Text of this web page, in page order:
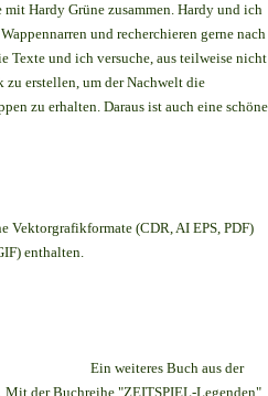
Hardy Grüne zusammen. Hardy und ich
und recherchieren gerne nach
Texte und ich versuche, aus teilweise nicht
erstellen, um der Nachwelt die
zu erhalten. Daraus ist auch eine schöne
Vektorgrafikformate (CDR, AI EPS, PDF)
enthalten.
Ein weiteres Buch aus der
der Buchreihe "ZEITSPIEL-Legenden"